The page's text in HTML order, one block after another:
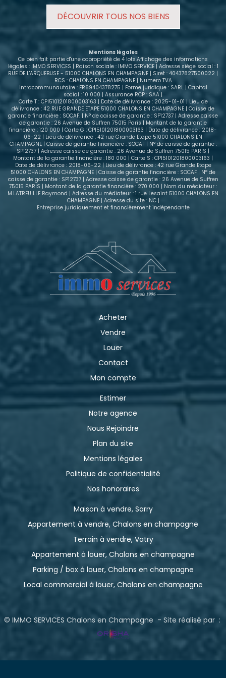
placard intégré, une salle de bain comtemporaine,
ainsi que des WC séparés. Chauffage individuel et
au gaz Classe energétique : D Atouts
accessibles par un portail électrique. - Une cave
privative complète les prestations. - Situé en hyper
centre, vous bénéficiez de la proximité immédiate
des commerces, écoles, transports et services.
Venez le découvrir ! Ce bien est proposé à 120 000 €
FAI. Une belle opportunité à visiter sans tarder !
Contacter notre conseillère en immobilier.
DÉCOUVRIR TOUS NOS BIENS
Mentions légales
Ce bien fait partie d'une copropriété de 4 lots.Affichage des informations
légales : IMMO SERVICES | Raison sociale : IMMO SERVICE | Adresse siège social : 1
RUE DE L'ARQUEBUSE - 51000 CHALONS EN CHAMPAGNE | Siret : 40437827500022 |
RCS : CHALONS EN CHAMPAGNE | Numero TVA
Intracommunautaire : FR69404378275 | Forme juridique : SARL | Capital
social : 10 000 | Assurance RCP : SAA |
Carte T : CPI5101201800003163 | Date de délivrance : 2025-01-01 | Lieu de
délivrance : 42 RUE GRANDE ETAPE 51000 CHALONS EN CHAMPAGNE | Caisse de
garantie financière : SOCAF. | N° de caisse de garantie : SP12737 | Adresse caisse
de garantie : 26 Avenue de Suffren 75015 Paris | Montant de la garantie
financière : 120 000 | Carte G : CPI5101201800003163 | Date de délivrance : 2018-
06-22 | Lieu de délivrance : 42 rue Grande Etape 51000 CHALONS EN
CHAMPAGNE | Caisse de garantie financière : SOCAF | N° de caisse de garantie :
SP12737 | Adresse caisse de garantie : 26 Avenue de Suffren 75015 PARIS |
Montant de la garantie financière : 180 000 | Carte S : CPI5101201800003163 |
Date de délivrance : 2018-06-22 | Lieu de délivrance : 42 rue Grande Etape
51000 CHALONS EN CHAMPAGNE | Caisse de garantie financière : SOCAF | N° de
caisse de garantie : SP12737 | Adresse caisse de garantie : 26 Avenue de Suffren
75015 PARIS | Montant de la garantie financière : 270 000 | Nom du médiateur :
M.LATREUILLE Raymond | Adresse du médiateur : 1 rue Lesaint 51000 CHALONS EN
CHAMPAGNE | Adresse du site : NC |
Entreprise juridiquement et financièrement indépendante
Acheter
Vendre
Louer
Contact
Mon compte
Estimer
Notre agence
Nous Rejoindre
Plan du site
Mentions légales
Politique de confidentialité
Nos honoraires
Maison à vendre, Sarry
Appartement à vendre, Chalons en champagne
Terrain à vendre, Vatry
Appartement à louer, Chalons en champagne
Parking / box à louer, Chalons en champagne
Local commercial à louer, Chalons en champagne
© IMMO SERVICES Chalons en Champagne - Site réalisé par :